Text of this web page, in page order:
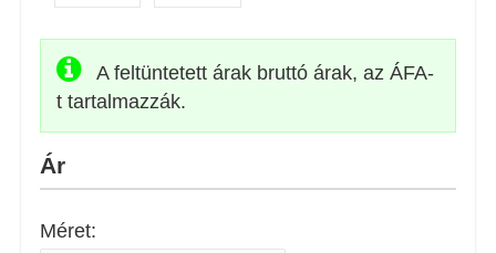
A feltüntetett árak bruttó árak, az ÁFA-
t tartalmazzák.
Ár
Méret: